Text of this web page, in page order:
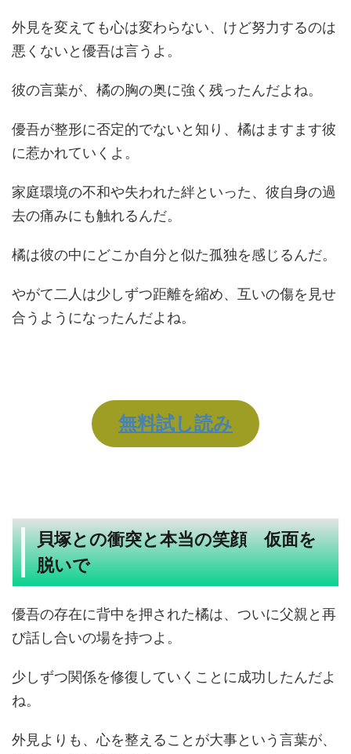
外見を変えても心は変わらない、けど努力するのは
悪くないと優吾は言うよ。
彼の言葉が、橘の胸の奥に強く残ったんだよね。
優吾が整形に否定的でないと知り、橘はますます彼
に惹かれていくよ。
家庭環境の不和や失われた絆といった、彼自身の過
去の痛みにも触れるんだ。
橘は彼の中にどこか自分と似た孤独を感じるんだ。
やがて二人は少しずつ距離を縮め、互いの傷を見せ
合うようになったんだよね。
無料試し読み
貝塚との衝突と本当の笑顔 仮面を
脱いで
優吾の存在に背中を押された橘は、ついに父親と再
び話し合いの場を持つよ。
少しずつ関係を修復していくことに成功したんだよ
ね。
外見よりも、心を整えることが大事という言葉が、